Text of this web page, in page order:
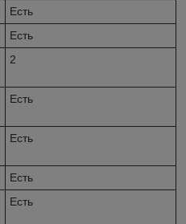
Есть
Есть
2
Есть
Есть
Есть
Есть